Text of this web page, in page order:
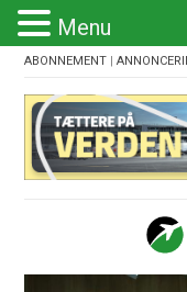
ABONNEMENT |
Menu